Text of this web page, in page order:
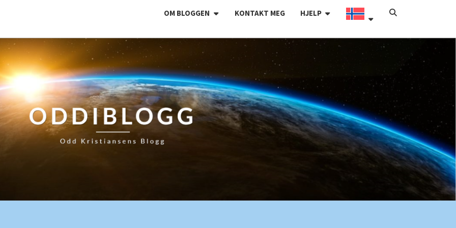
OM BLOGGEN KONTAKT MEG HJELP
SEARCH
ODDIBLOGG